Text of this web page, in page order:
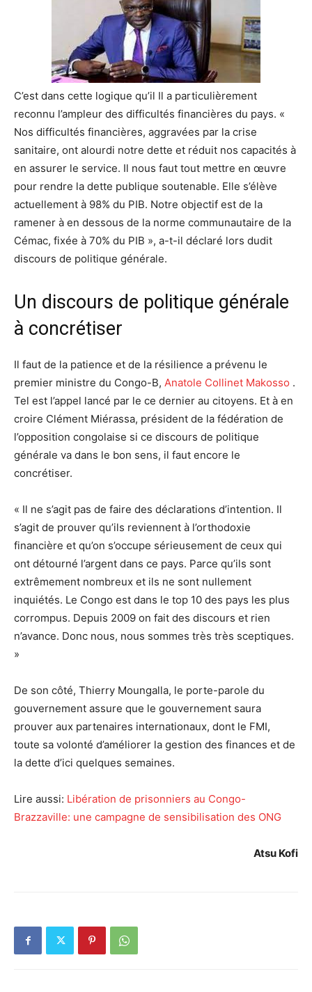
C’est dans cette logique qu’il Il a particulièrement
reconnu l’ampleur des difficultés financières du pays. «
Nos difficultés financières, aggravées par la crise
sanitaire, ont alourdi notre dette et réduit nos capacités à
en assurer le service. Il nous faut tout mettre en œuvre
pour rendre la dette publique soutenable. Elle s’élève
actuellement à 98% du PIB. Notre objectif est de la
ramener à en dessous de la norme communautaire de la
Cémac, fixée à 70% du PIB », a-t-il déclaré lors dudit
discours de politique générale.
Un discours de politique générale
à concrétiser
Il faut de la patience et de la résilience a prévenu le
premier ministre du Congo-B, Anatole Collinet Makosso .
Tel est l’appel lancé par le ce dernier au citoyens. Et à en
croire Clément Miérassa, président de la fédération de
l’opposition congolaise si ce discours de politique
générale va dans le bon sens, il faut encore le
concrétiser.
« Il ne s’agit pas de faire des déclarations d’intention. Il
s’agit de prouver qu’ils reviennent à l’orthodoxie
financière et qu’on s’occupe sérieusement de ceux qui
ont détourné l’argent dans ce pays. Parce qu’ils sont
extrêmement nombreux et ils ne sont nullement
inquiétés. Le Congo est dans le top 10 des pays les plus
corrompus. Depuis 2009 on fait des discours et rien
n’avance. Donc nous, nous sommes très très sceptiques.
»
De son côté, Thierry Moungalla, le porte-parole du
gouvernement assure que le gouvernement saura
prouver aux partenaires internationaux, dont le FMI,
toute sa volonté d’améliorer la gestion des finances et de
la dette d’ici quelques semaines.
Lire aussi: Libération de prisonniers au Congo-
Brazzaville: une campagne de sensibilisation des ONG
Atsu Kofi